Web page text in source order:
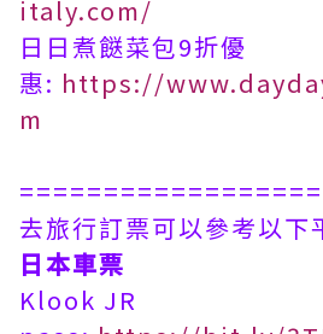
italy.com/
日日煮餸菜包9折優
惠: https://
m
去旅行訂票可以參考以下
日本車票
Klook JR